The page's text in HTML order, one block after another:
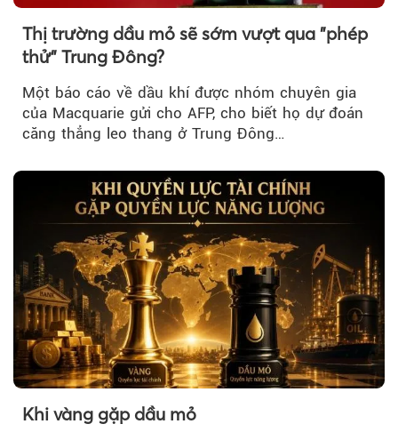
Thị trường dầu mỏ sẽ sớm vượt qua "phép
thử" Trung Đông?
Một báo cáo về dầu khí được nhóm chuyên gia
của Macquarie gửi cho AFP, cho biết họ dự đoán
căng thẳng leo thang ở Trung Đông…
Khi vàng gặp dầu mỏ